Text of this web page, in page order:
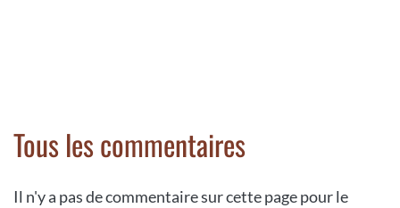
Tous les commentaires
Il n'y a pas de commentaire sur cette page pour le